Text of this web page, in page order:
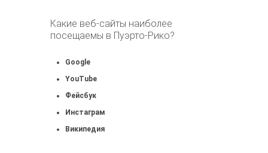
Какие веб-сайты наиболее
посещаемы в Пуэрто-Рико?
Google
YouTube
Фейсбук
Инстаграм
Википедия